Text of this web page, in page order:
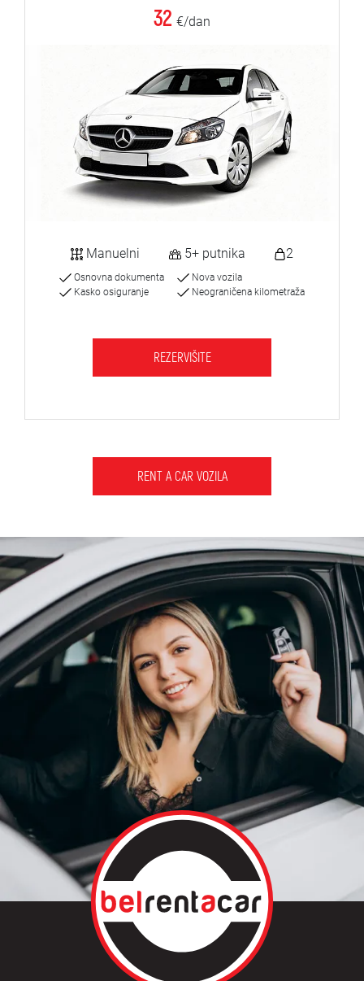
32 €/dan
Manuelni 5+ putnika 2
Osnovna dokumenta
Kasko osiguranje
Nova vozila
Neograničena kilometraža
REZERVIŠITE
RENT A CAR VOZILA